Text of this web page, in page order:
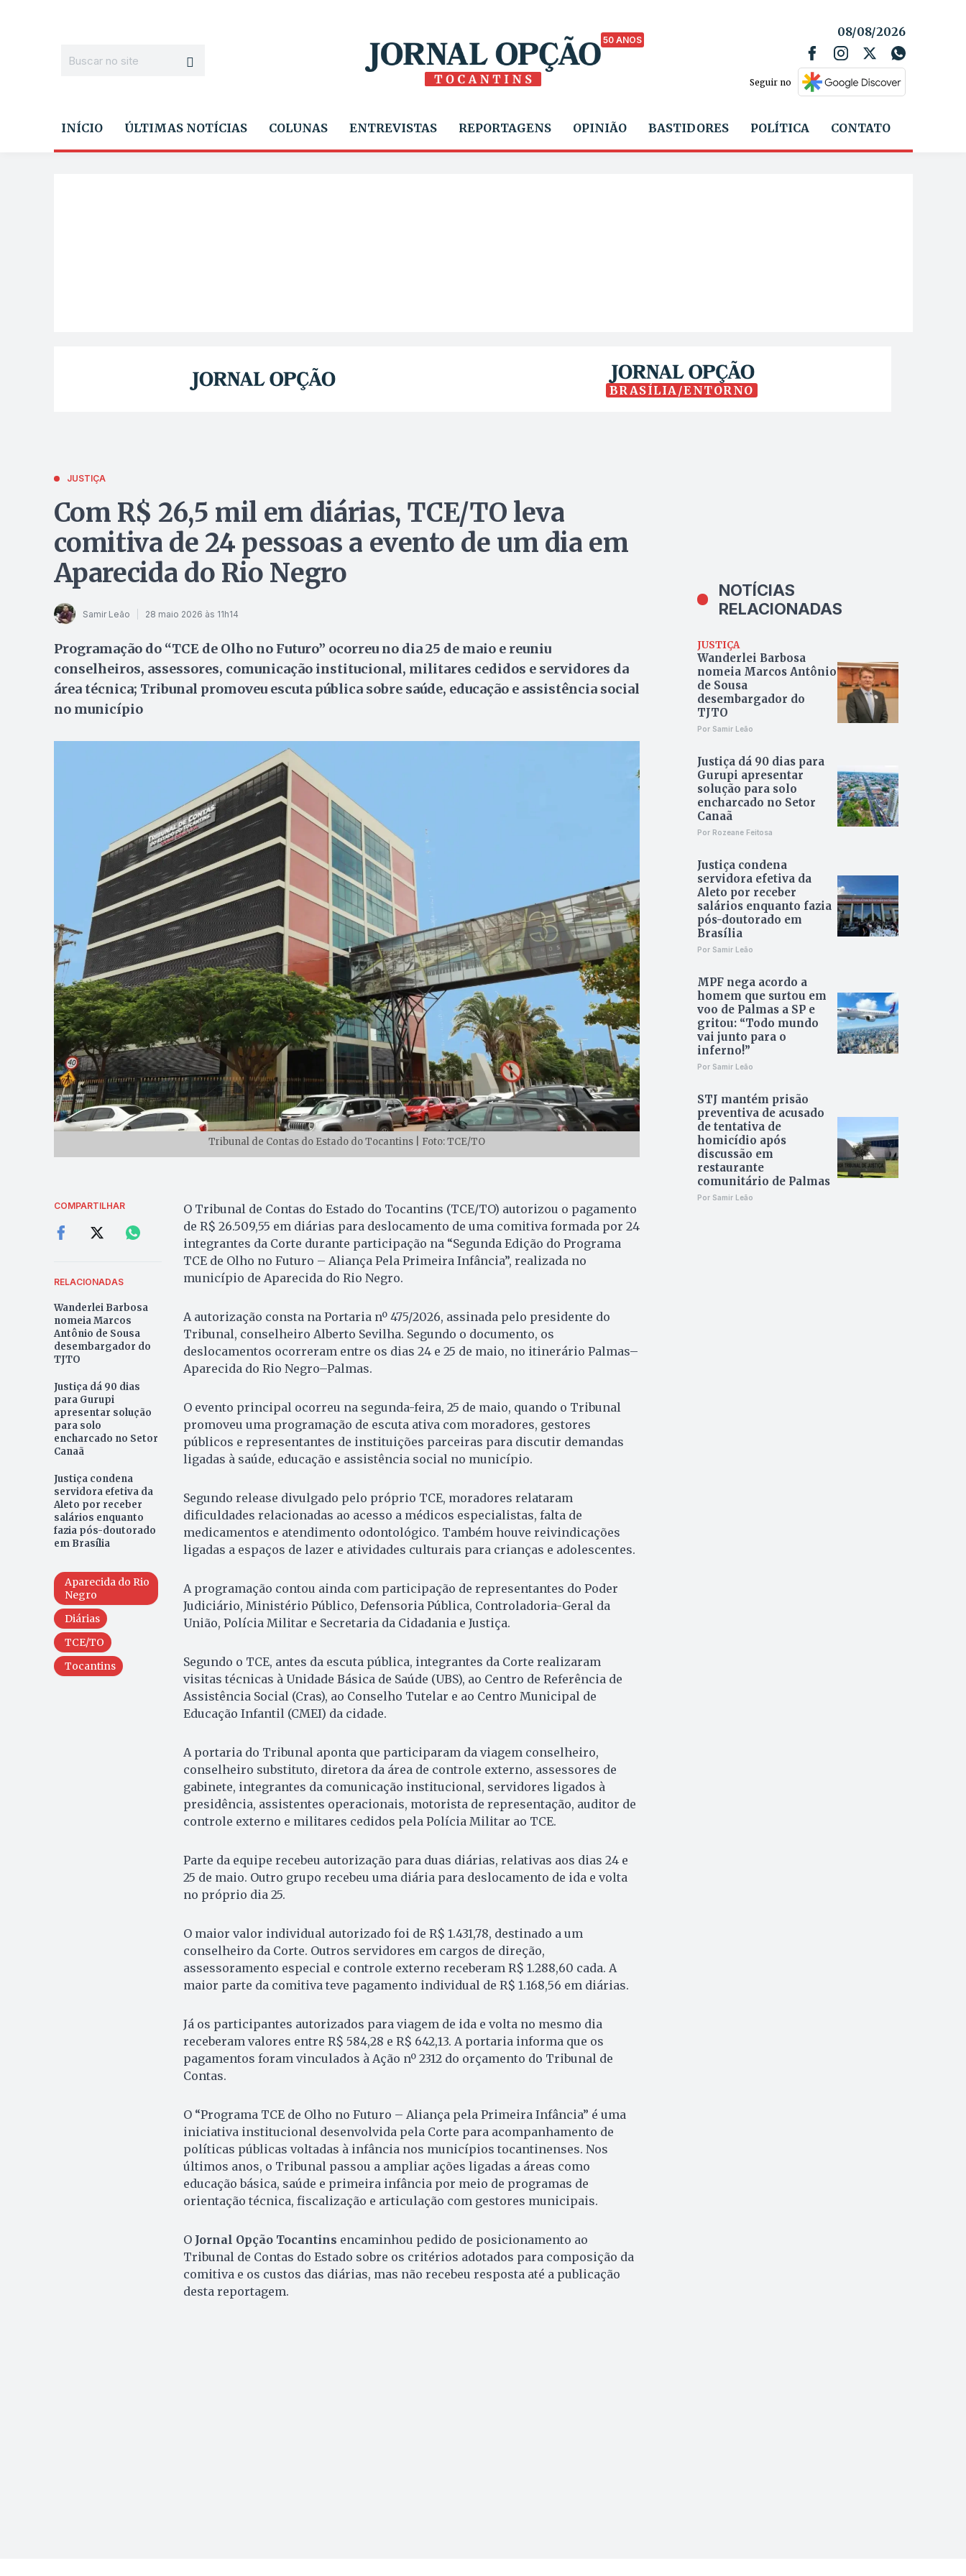
50 ANOS
08/08/2026
Seguir no
INÍCIO ÚLTIMAS NOTÍCIAS COLUNAS ENTREVISTAS REPORTAGENS OPINIÃO BASTIDORES POLÍTICA CONTATO
BRASÍLIA/ENTORNO
JUSTIÇA
Com R$ 26,5 mil em diárias, TCE/TO leva
comitiva de 24 pessoas a evento de um dia em
Aparecida do Rio Negro
Samir Leão 28 maio 2026 às 11h14
Programação do “TCE de Olho no Futuro” ocorreu no dia 25 de maio e reuniu
conselheiros, assessores, comunicação institucional, militares cedidos e servidores da
área técnica; Tribunal promoveu escuta pública sobre saúde, educação e assistência social
no município
Tribunal de Contas do Estado do Tocantins | Foto: TCE/TO
COMPARTILHAR
RELACIONADAS
Wanderlei Barbosa
nomeia Marcos
Antônio de Sousa
desembargador do
TJTO
Justiça dá 90 dias
para Gurupi
apresentar solução
para solo
encharcado no Setor
Canaã
Justiça condena
servidora efetiva da
Aleto por receber
salários enquanto
fazia pós-doutorado
em Brasília
Aparecida do Rio
Negro
Diárias
TCE/TO
Tocantins
O Tribunal de Contas do Estado do Tocantins (TCE/TO) autorizou o pagamento
de R$ 26.509,55 em diárias para deslocamento de uma comitiva formada por 24
integrantes da Corte durante participação na “Segunda Edição do Programa
TCE de Olho no Futuro – Aliança Pela Primeira Infância”, realizada no
município de Aparecida do Rio Negro.
A autorização consta na Portaria nº 475/2026, assinada pelo presidente do
Tribunal, conselheiro Alberto Sevilha. Segundo o documento, os
deslocamentos ocorreram entre os dias 24 e 25 de maio, no itinerário Palmas–
Aparecida do Rio Negro–Palmas.
O evento principal ocorreu na segunda-feira, 25 de maio, quando o Tribunal
promoveu uma programação de escuta ativa com moradores, gestores
públicos e representantes de instituições parceiras para discutir demandas
ligadas à saúde, educação e assistência social no município.
Segundo release divulgado pelo próprio TCE, moradores relataram
dificuldades relacionadas ao acesso a médicos especialistas, falta de
medicamentos e atendimento odontológico. Também houve reivindicações
ligadas a espaços de lazer e atividades culturais para crianças e adolescentes.
A programação contou ainda com participação de representantes do Poder
Judiciário, Ministério Público, Defensoria Pública, Controladoria-Geral da
União, Polícia Militar e Secretaria da Cidadania e Justiça.
Segundo o TCE, antes da escuta pública, integrantes da Corte realizaram
visitas técnicas à Unidade Básica de Saúde (UBS), ao Centro de Referência de
Assistência Social (Cras), ao Conselho Tutelar e ao Centro Municipal de
Educação Infantil (CMEI) da cidade.
A portaria do Tribunal aponta que participaram da viagem conselheiro,
conselheiro substituto, diretora da área de controle externo, assessores de
gabinete, integrantes da comunicação institucional, servidores ligados à
presidência, assistentes operacionais, motorista de representação, auditor de
controle externo e militares cedidos pela Polícia Militar ao TCE.
Parte da equipe recebeu autorização para duas diárias, relativas aos dias 24 e
25 de maio. Outro grupo recebeu uma diária para deslocamento de ida e volta
no próprio dia 25.
O maior valor individual autorizado foi de R$ 1.431,78, destinado a um
conselheiro da Corte. Outros servidores em cargos de direção,
assessoramento especial e controle externo receberam R$ 1.288,60 cada. A
maior parte da comitiva teve pagamento individual de R$ 1.168,56 em diárias.
Já os participantes autorizados para viagem de ida e volta no mesmo dia
receberam valores entre R$ 584,28 e R$ 642,13. A portaria informa que os
pagamentos foram vinculados à Ação nº 2312 do orçamento do Tribunal de
Contas.
O “Programa TCE de Olho no Futuro – Aliança pela Primeira Infância” é uma
iniciativa institucional desenvolvida pela Corte para acompanhamento de
políticas públicas voltadas à infância nos municípios tocantinenses. Nos
últimos anos, o Tribunal passou a ampliar ações ligadas a áreas como
educação básica, saúde e primeira infância por meio de programas de
orientação técnica, fiscalização e articulação com gestores municipais.
O Jornal Opção Tocantins encaminhou pedido de posicionamento ao
Tribunal de Contas do Estado sobre os critérios adotados para composição da
comitiva e os custos das diárias, mas não recebeu resposta até a publicação
desta reportagem.
NOTÍCIAS
RELACIONADAS
JUSTIÇA
Wanderlei Barbosa
nomeia Marcos Antônio
de Sousa
desembargador do
TJTO
Por Samir Leão
Justiça dá 90 dias para
Gurupi apresentar
solução para solo
encharcado no Setor
Canaã
Por Rozeane Feitosa
Justiça condena
servidora efetiva da
Aleto por receber
salários enquanto fazia
pós-doutorado em
Brasília
Por Samir Leão
MPF nega acordo a
homem que surtou em
voo de Palmas a SP e
gritou: “Todo mundo
vai junto para o
inferno!”
Por Samir Leão
STJ mantém prisão
preventiva de acusado
de tentativa de
homicídio após
discussão em
restaurante
comunitário de Palmas
Por Samir Leão